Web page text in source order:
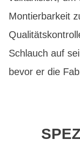
Montierbarkeit
Schlauch auf
bevor er die